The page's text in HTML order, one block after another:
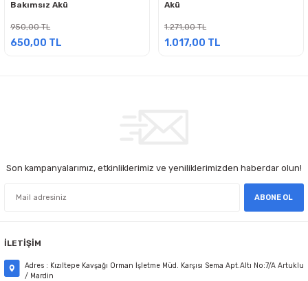
Bakımsız Akü
950,00 TL
650,00 TL
Akü
1.271,00 TL
1.017,00 TL
Son kampanyalarımız, etkinliklerimiz ve yeniliklerimizden haberdar olun!
ABONE OL
İLETİŞİM
Adres : Kızıltepe Kavşağı Orman İşletme Müd. Karşısı Sema Apt.Altı No:7/A Artuklu
/ Mardin